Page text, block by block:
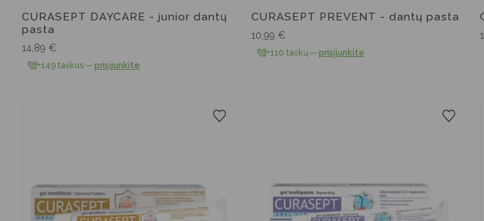
CURASEPT DAYCARE - junior dantų
pasta
14,89 €
+149 taškus — prisijunkite
CURASEPT PREVENT - dantų pasta
10,99 €
+110 taškų — prisijunkite